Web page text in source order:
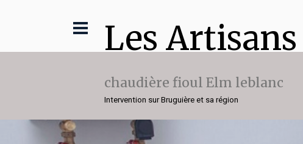
Les Artisans
chaudière fioul Elm leblanc
Intervention sur Bruguière et sa région